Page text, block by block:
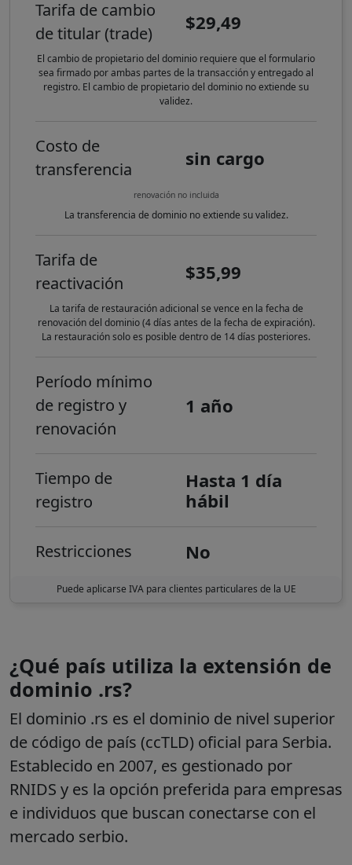
Tarifa de cambio
de titular (trade)
$29,49
El cambio de propietario del dominio requiere que el formulario
sea firmado por ambas partes de la transacción y entregado al
registro. El cambio de propietario del dominio no extiende su
validez.
Costo de
transferencia
sin cargo
renovación no incluida
La transferencia de dominio no extiende su validez.
Tarifa de
reactivación
$35,99
La tarifa de restauración adicional se vence en la fecha de
renovación del dominio (4 días antes de la fecha de expiración).
La restauración solo es posible dentro de 14 días posteriores.
Período mínimo
de registro y
renovación
1 año
Tiempo de
registro
Hasta 1 día
hábil
Restricciones No
Puede aplicarse IVA para clientes particulares de la UE
¿Qué país utiliza la extensión de
dominio .rs?
El dominio .rs es el dominio de nivel superior
de código de país (ccTLD) oficial para Serbia.
Establecido en 2007, es gestionado por
RNIDS y es la opción preferida para empresas
e individuos que buscan conectarse con el
mercado serbio.